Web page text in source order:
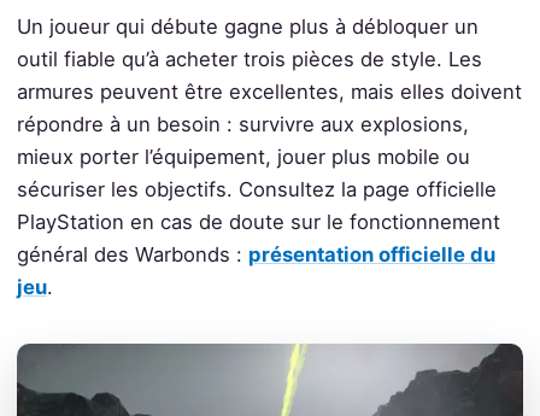
Un joueur qui débute gagne plus à débloquer un
outil fiable qu’à acheter trois pièces de style. Les
armures peuvent être excellentes, mais elles doivent
répondre à un besoin : survivre aux explosions,
mieux porter l’équipement, jouer plus mobile ou
sécuriser les objectifs. Consultez la page officielle
PlayStation en cas de doute sur le fonctionnement
général des Warbonds : présentation officielle du
jeu.